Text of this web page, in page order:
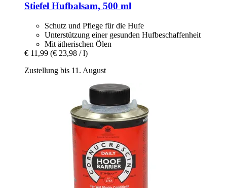
Stiefel Hufbalsam, 500 ml
Schutz und Pflege für die Hufe
Unterstützung einer gesunden Hufbeschaffenheit
Mit ätherischen Ölen
€ 11,99 (€ 23,98 / l)
Zustellung bis 11. August